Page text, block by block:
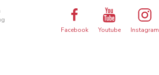
melhor experiência de utilização.
Facebook Youtube Instagram